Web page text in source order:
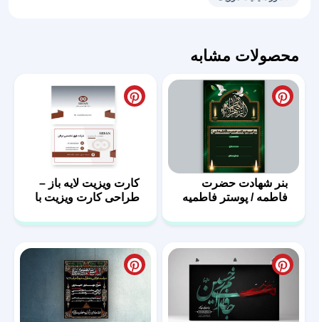
عدد
محصولات مشابه
بنر شهادت حضرت
فاطمه / پوستر فاطمیه
کارت ویزیت لایه باز –
طراحی کارت ویزیت با